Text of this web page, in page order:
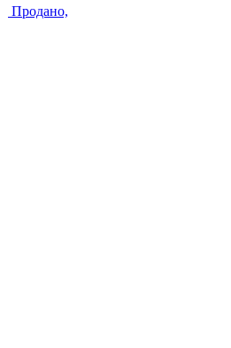
Продано,